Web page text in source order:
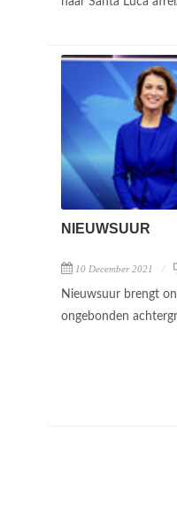
NIEUWSUUR
10 December 2021
Nieuwsuur brengt
ongebonden